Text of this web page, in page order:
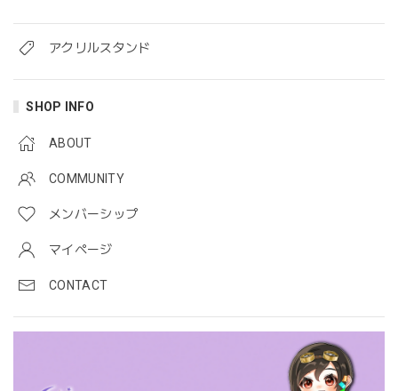
アクリルスタンド
SHOP INFO
ABOUT
COMMUNITY
メンバーシップ
マイページ
CONTACT